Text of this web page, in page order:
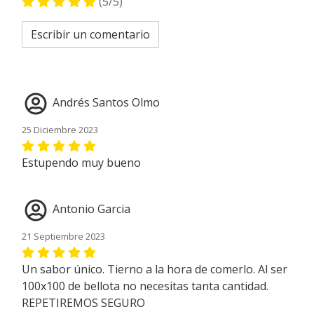
Escribir un comentario
Andrés Santos Olmo
25 Diciembre 2023
Estupendo muy bueno
Antonio Garcia
21 Septiembre 2023
Un sabor único. Tierno a la hora de comerlo. Al ser
100x100 de bellota no necesitas tanta cantidad.
REPETIREMOS SEGURO